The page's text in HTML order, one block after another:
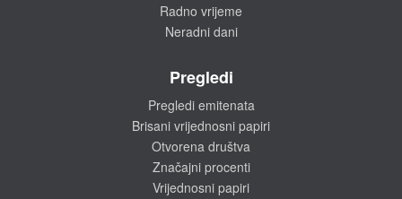
Radno vrijeme
Neradni dani
Pregledi
Pregledi emitenata
Brisani vrijednosni papiri
Otvorena društva
Značajni procenti
Vrijednosni papiri